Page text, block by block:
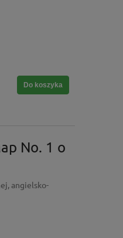
Do koszyka
No. 1 o
angielsko-